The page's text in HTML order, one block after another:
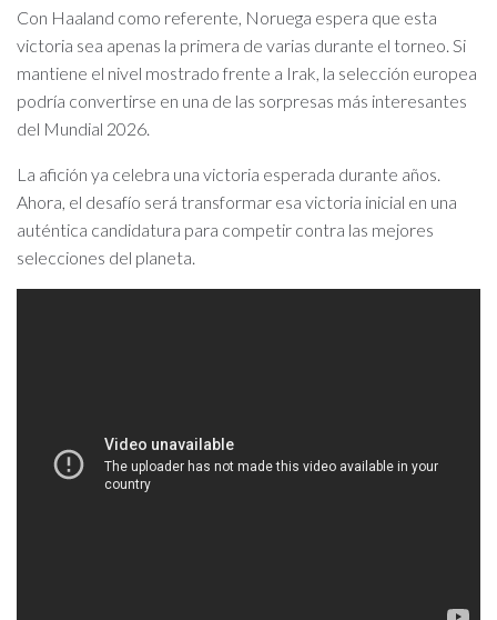
Con Haaland como referente, Noruega espera que esta
victoria sea apenas la primera de varias durante el torneo. Si
mantiene el nivel mostrado frente a Irak, la selección europea
podría convertirse en una de las sorpresas más interesantes
del Mundial 2026.
La afición ya celebra una victoria esperada durante años.
Ahora, el desafío será transformar esa victoria inicial en una
auténtica candidatura para competir contra las mejores
selecciones del planeta.